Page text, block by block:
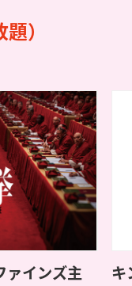
）
将軍の帰還